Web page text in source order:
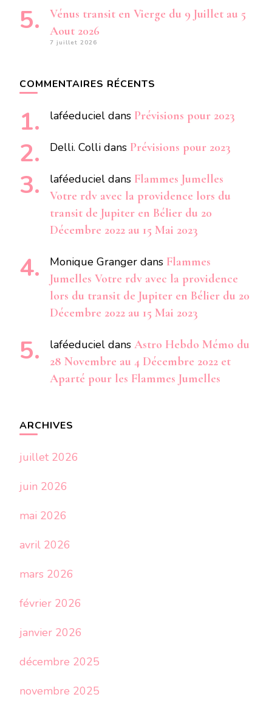
Vénus transit en Vierge du 9 Juillet au 5
Aout 2026
7 juillet 2026
COMMENTAIRES RÉCENTS
laféeduciel dans Prévisions pour 2023
Delli. Colli dans Prévisions pour 2023
laféeduciel dans Flammes Jumelles
Votre rdv avec la providence lors du
transit de Jupiter en Bélier du 20
Décembre 2022 au 15 Mai 2023
Monique Granger dans Flammes
Jumelles Votre rdv avec la providence
lors du transit de Jupiter en Bélier du 20
Décembre 2022 au 15 Mai 2023
laféeduciel dans Astro Hebdo Mémo du
28 Novembre au 4 Décembre 2022 et
Aparté pour les Flammes Jumelles
ARCHIVES
juillet 2026
juin 2026
mai 2026
avril 2026
mars 2026
février 2026
janvier 2026
décembre 2025
novembre 2025